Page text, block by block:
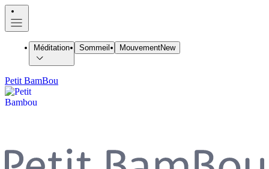
Méditation Sommeil MouvementNew
Petit BamBou